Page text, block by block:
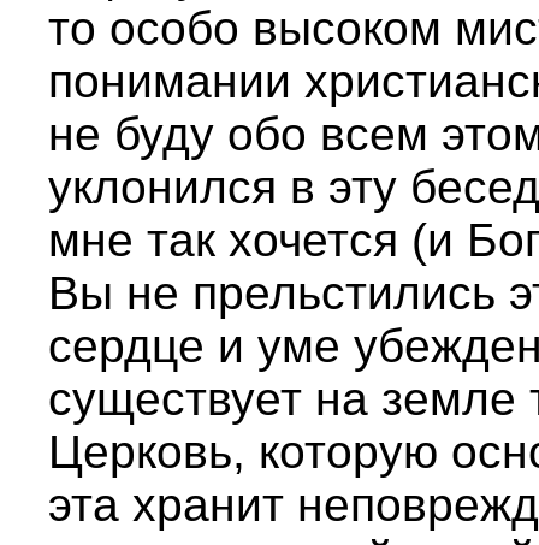
то особо высоком
понимании
не буду обо всем
уклонился в эту
мне так хочется (и
Вы не прельстились
сердце и уме
существует на земле
Церковь, которую
эта хранит